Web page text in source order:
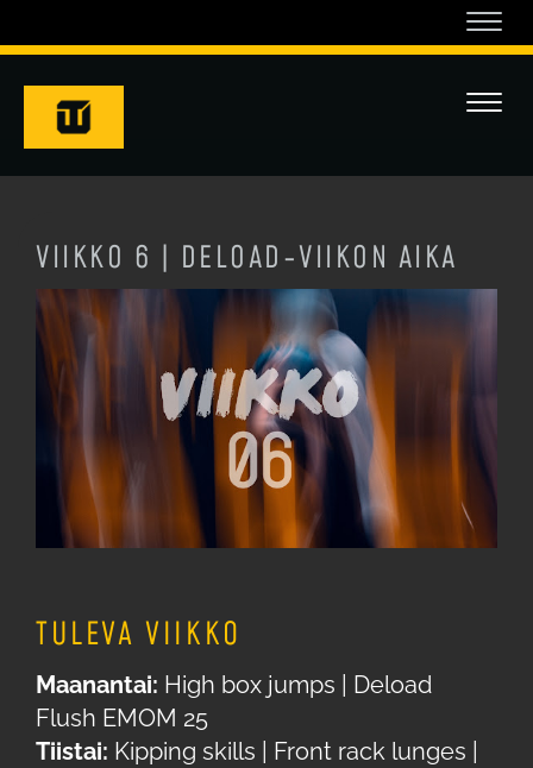
VIIKKO 6 | DELOAD-VIIKON AIKA
TULEVA VIIKKO
Maanantai: High box jumps | Deload
Flush EMOM 25
Tiistai: Kipping skills | Front rack lunges |